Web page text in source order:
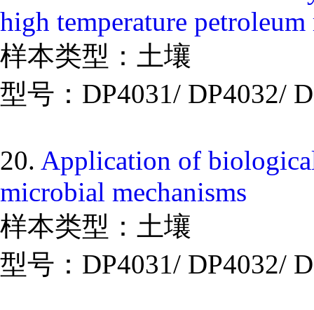
high temperature
样本类型：土壤
型号：DP4031/ DP4032/
20. Application of
microbial mechanisms
样本类型：土壤
型号：DP4031/ DP4032/